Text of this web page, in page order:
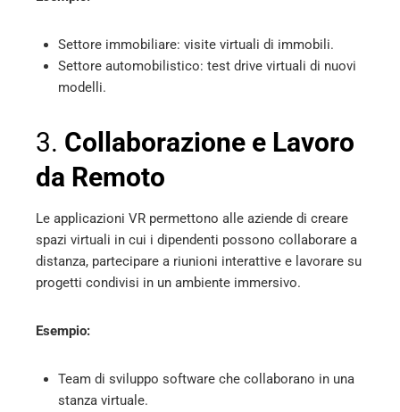
Settore immobiliare: visite virtuali di immobili.
Settore automobilistico: test drive virtuali di nuovi
modelli.
3. Collaborazione e Lavoro
da Remoto
Le applicazioni VR permettono alle aziende di creare
spazi virtuali in cui i dipendenti possono collaborare a
distanza, partecipare a riunioni interattive e lavorare su
progetti condivisi in un ambiente immersivo.
Esempio:
Team di sviluppo software che collaborano in una
stanza virtuale.